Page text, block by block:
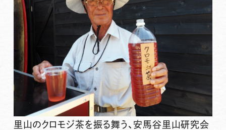
里山のクロモジ茶を振る舞う、安馬谷里山研究会